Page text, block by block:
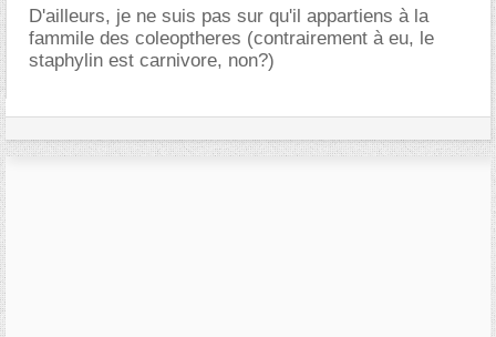
D'ailleurs, je ne suis pas sur qu'il appartiens à la
fammile des coleoptheres (contrairement à eu, le
staphylin est carnivore, non?)